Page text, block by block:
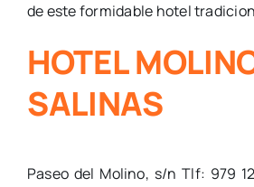
de este formidable hotel
HOTEL
SALINAS
Paseo del Molino, s/n Tlf: 979